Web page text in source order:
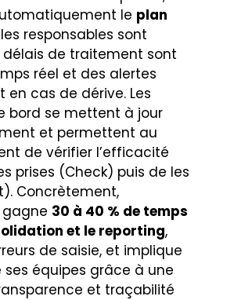
le plan
les responsables sont
délais de traitement sont
réel et des alertes
en cas de dérive. Les
bord se mettent à jour
et permettent au
de vérifier l’efficacité
prises (Check) puis de les
Concrètement,
gagne 30 à 40 % de temps
et le reporting,
de saisie, et implique
équipes grâce à une
et traçabilité